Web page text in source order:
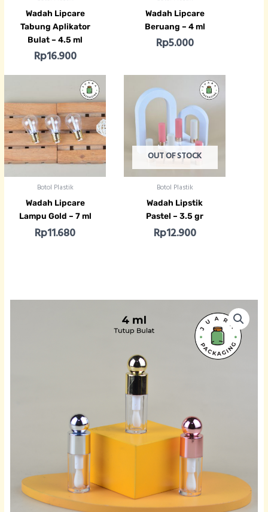
Wadah Lipcare
Tabung Aplikator
Bulat – 4.5 ml
Rp16.900
Wadah Lipcare
Beruang – 4 ml
Rp5.000
Botol Plastik
Wadah Lipcare
Lampu Gold – 7 ml
Rp11.680
OUT OF STOCK
Botol Plastik
Wadah Lipstik
Pastel – 3.5 gr
Rp12.900